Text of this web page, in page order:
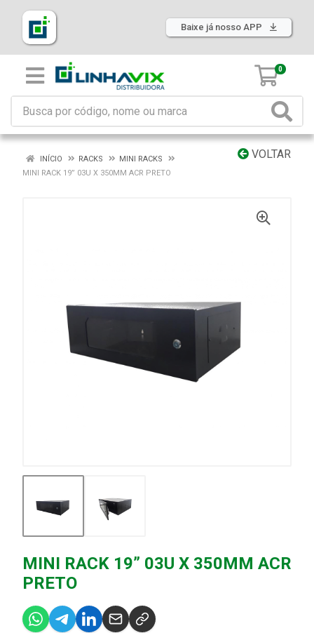
Baixe já nosso APP
0
VOLTAR
INÍCIO RACKS
MINI RACKS
MINI RACK 19” 03U X 350MM ACR PRETO
MINI RACK 19” 03U X 350MM ACR
PRETO